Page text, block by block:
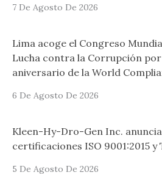
7 De Agosto De 2026
Lima acoge el Congreso
Lucha contra la Corrupción
aniversario de la World
6 De Agosto De 2026
Kleen-Hy-Dro-Gen Inc.
certificaciones ISO 9001:2015 y
5 De Agosto De 2026